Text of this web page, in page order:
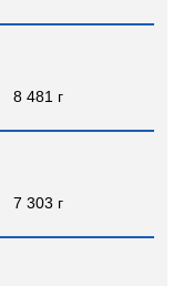
8 481 г
7 303 г